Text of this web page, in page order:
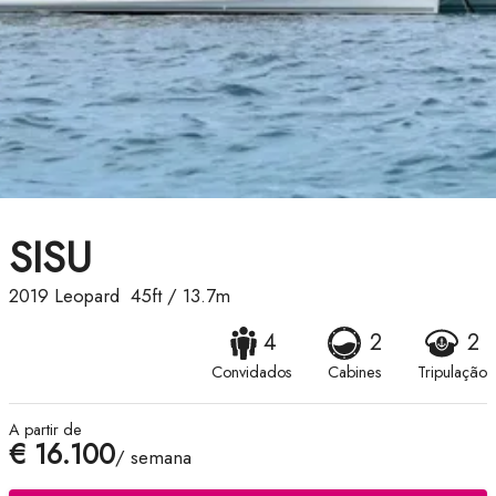
SISU
2019 Leopard 45ft/ 13.7m
4
Convidados
2
Cabines
2
Tripulação
A partir de
€ 16.100/ semana